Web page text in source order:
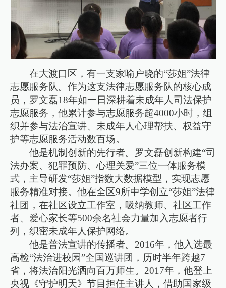
在大渡口区，有一支家喻户晓的“莎姐”法律
志愿服务队。作为这支法律志愿服务队的核心成
员，罗文磊18年如一日深耕着未成年人司法保护
志愿服务，他累计参与志愿服务超4000小时，组
织并参与法治宣讲、未成年人心理帮扶、权益守
护等志愿服务活动数百场。
他是机制创新的先行者。罗文磊创新构建“司
法办案、犯罪预防、心理关爱”三位一体服务模
式，主导研发“莎姐”指数大数据模型，实现志愿
服务精准对接。他在全区9所中学创立“莎姐”法律
社团，在社区设立工作室，吸纳教师、社区工作
者、爱心家长等500余名社会力量加入志愿者行
列，织密未成年人保护网络。
他是普法宣讲的传播者。2016年，他入选最
高检“法治进校园”全国巡讲团，历时半年跨越7
省，将法治阳光洒向百万师生。2017年，他登上
央视《守护明天》节目担任主讲人，借助国家级